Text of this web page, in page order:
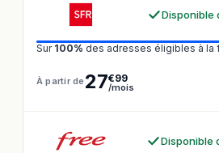
Disponible
Sur 100% des adresses éligibles à la
À partir de 27€99
/mois
Disponible